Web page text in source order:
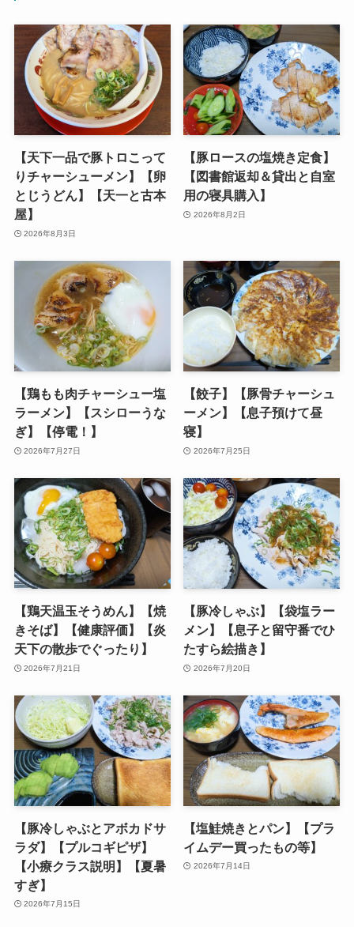
【天下一品で豚トロこって
りチャーシューメン】【卵
とじうどん】【天一と古本
屋】
2026年8月3日
【豚ロースの塩焼き定食】
【図書館返却＆貸出と自室
用の寝具購入】
2026年8月2日
【鶏もも肉チャーシュー塩
ラーメン】【スシローうな
ぎ】【停電！】
2026年7月27日
【餃子】【豚骨チャーシュ
ーメン】【息子預けて昼
寝】
2026年7月25日
【鶏天温玉そうめん】【焼
きそば】【健康評価】【炎
天下の散歩でぐったり】
2026年7月21日
【豚冷しゃぶ】【袋塩ラー
メン】【息子と留守番でひ
たすら絵描き】
2026年7月20日
【豚冷しゃぶとアボカドサ
ラダ】【プルコギピザ】
【小療クラス説明】【夏暑
すぎ】
2026年7月15日
【塩鮭焼きとパン】【プラ
イムデー買ったもの等】
2026年7月14日